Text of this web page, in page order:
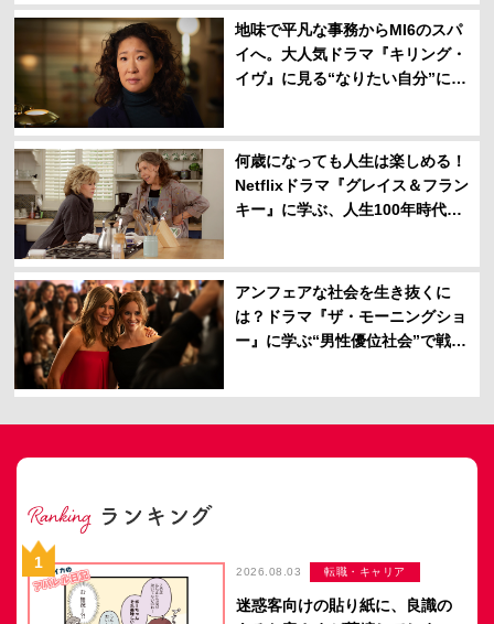
地味で平凡な事務からMI6のスパ
イへ。大人気ドラマ『キリング・
イヴ』に見る“なりたい自分”にな
何歳になっても人生は楽しめる！
Netflixドラマ『グレイス＆フラン
キー』に学ぶ、人生100年時代の
アンフェアな社会を生き抜くに
は？ドラマ『ザ・モーニングショ
ー』に学ぶ“男性優位社会”で戦う
2026.08.03 転職・キャリア
迷惑客向けの貼り紙に、良識の